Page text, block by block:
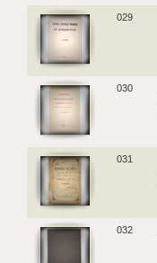
029
030
031
032